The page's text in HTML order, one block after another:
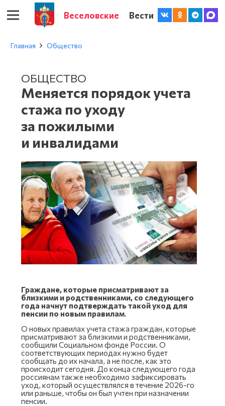
Веселовские Вести
Главная Общество
ОБЩЕСТВО
Меняется порядок учета
стажа по уходу
за пожилыми
и инвалидами
Граждане, которые присматривают за
близкими и родственниками, со следующего
года начнут подтверждать такой уход для
пенсии по новым правилам
О новых правилах учета стажа граждан, которые
присматривают за близкими и родственниками,
сообщили Социальном фонде России. О
соответствующих периодах нужно будет
сообщать до их начала, а не после, как это
происходит сегодня. До конца следующего года
россиянам также необходимо зафиксировать
уход, который осуществлялся в течение 2026-го
или раньше, чтобы он был учтен при назначении
пенсии.